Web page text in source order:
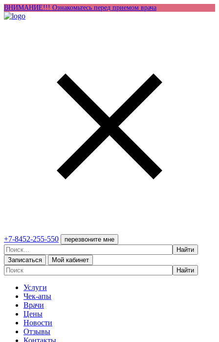
ВНИМАНИЕ!!! Ознакомьтесь перед приемом врача
+7-8452-255-550 перезвоните мне
Записаться Мой кабинет
Услуги
Чек-апы
Врачи
Цены
Новости
Отзывы
Контакты